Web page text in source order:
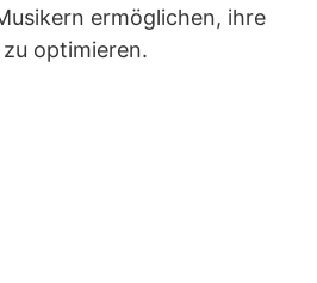
ermöglichen, ihre
optimieren.